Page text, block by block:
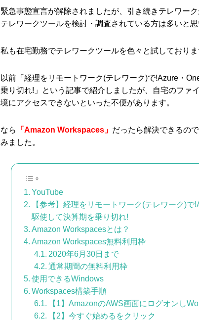
緊急事態宣言が解除されましたが、引き続きテレワー
テレワークツールを検討・調査されている方は多いと思
私も在宅勤務でテレワークツールを色々と試しておりま
以前「経理をリモートワーク(テレワーク)で!Azure・
乗り切れ!」という記事で紹介しましたが、自宅のファ
境にアクセスできないといった不便があります。
なら 「Amazon Workspaces」 だったら解決できるの
みました。
YouTube
【参考】経理をリモートワーク(テレワーク)
駆使して決算期を乗り切れ!
Amazon Workspacesとは？
Amazon Workspaces無料利用枠
2020年6月30日まで
通常期間の無料利用枠
使用できるWindows
Workspaces構築手順
【1】AmazonのAWS画面にログオンし
【2】今すぐ始めるをクリック